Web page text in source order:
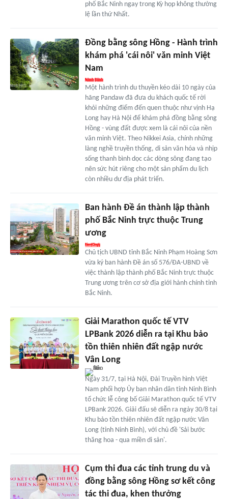
phố Bắc Ninh ngay trong Kỳ họp không thường
lệ lần thứ Nhất.
Đồng bằng sông Hồng - Hành trình
khám phá 'cái nôi' văn minh Việt
Nam
Một hành trình du thuyền kéo dài 10 ngày của
hãng Pandaw đã đưa du khách quốc tế rời
khỏi những điểm đến quen thuộc như vịnh Hạ
Long hay Hà Nội để khám phá đồng bằng sông
Hồng - vùng đất được xem là cái nôi của nền
văn minh Việt. Theo Nikkei Asia, chính những
làng nghề truyền thống, di sản văn hóa và nhịp
sống thanh bình dọc các dòng sông đang tạo
nên sức hút riêng cho một sản phẩm du lịch
còn nhiều dư địa phát triển.
Ban hành Đề án thành lập thành
phố Bắc Ninh trực thuộc Trung
ương
Chủ tịch UBND tỉnh Bắc Ninh Phạm Hoàng Sơn
vừa ký ban hành Đề án số 576/ĐA-UBND về
việc thành lập thành phố Bắc Ninh trực thuộc
Trung ương trên cơ sở địa giới hành chính tỉnh
Bắc Ninh.
Giải Marathon quốc tế VTV
LPBank 2026 diễn ra tại Khu bảo
tồn thiên nhiên đất ngập nước
Vân Long
Ngày 31/7, tại Hà Nội, Đài Truyền hình Việt
Nam phối hợp Ủy ban nhân dân tỉnh Ninh Bình
tổ chức lễ công bố Giải Marathon quốc tế VTV
LPBank 2026. Giải đấu sẽ diễn ra ngày 30/8 tại
Khu bảo tồn thiên nhiên đất ngập nước Vân
Long (tỉnh Ninh Bình), với chủ đề 'Sải bước
thăng hoa - qua miền di sản'.
Cụm thi đua các tỉnh trung du và
đồng bằng sông Hồng sơ kết công
tác thi đua, khen thưởng